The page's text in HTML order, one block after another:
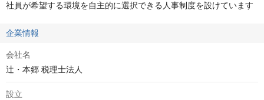
社員が希望する環境を自主的に選択できる人事制度を設けています
企業情報
会社名
辻・本郷 税理士法人
設立